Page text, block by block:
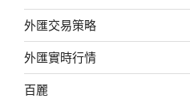
外匯交易策略
外匯實時行情
百麗